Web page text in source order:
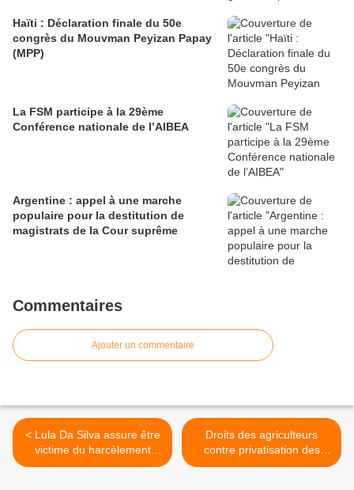
Haïti : Déclaration finale du 50e
congrès du Mouvman Peyizan Papay
(MPP)
La FSM participe à la 29ème
Conférence nationale de l’AIBEA
Argentine : appel à une marche
populaire pour la destitution de
magistrats de la Cour suprême
Commentaires
Ajouter un commentaire
< Lula Da Silva assure être
victime du harcèlement
pour enterrer son projet
Droits des agriculteurs
contre privatisation des
semences >